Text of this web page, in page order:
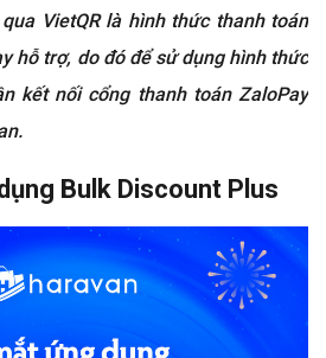
VietQR là hình thức thanh toán
hỗ trợ, do đó để sử dụng hình thức
kết nối cổng thanh toán ZaloPay
Bulk Discount Plus